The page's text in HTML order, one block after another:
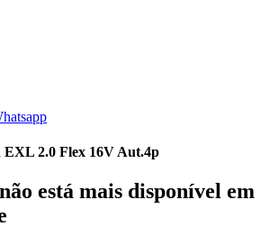
EXL 2.0 Flex 16V Aut.4p
está mais disponível em